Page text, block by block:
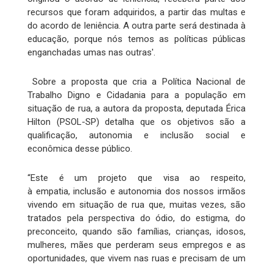
recursos que foram adquiridos, a partir das multas e
do acordo de leniência. A outra parte será destinada à
educação, porque nós temos as políticas públicas
enganchadas umas nas outras'.
Sobre a proposta que cria a Política Nacional de
Trabalho Digno e Cidadania para a população em
situação de rua, a autora da proposta, deputada Érica
Hilton (PSOL-SP) detalha que os objetivos são a
qualificação, autonomia e inclusão social e
econômica desse público.
“Este é um projeto que visa ao respeito,
à empatia, inclusão e autonomia dos nossos irmãos
vivendo em situação de rua que, muitas vezes, são
tratados pela perspectiva do ódio, do estigma, do
preconceito, quando são famílias, crianças, idosos,
mulheres, mães que perderam seus empregos e as
oportunidades, que vivem nas ruas e precisam de um